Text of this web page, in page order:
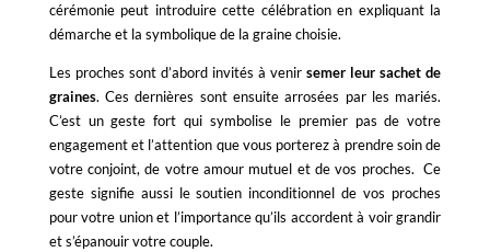
cérémonie peut introduire cette célébration en expliquant la
démarche et la symbolique de la graine choisie.
Les proches sont d’abord invités à venirsemer leur sachet de
graines. Ces dernières sont ensuite arrosées par les mariés.
C’est un geste fort qui symbolise le premier pas de votre
engagement et l’attention que vous porterez à prendre soin de
votre conjoint, de votre amour mutuel et de vos proches. Ce
geste signifie aussi le soutien inconditionnel de vos proches
pour votre union et l’importance qu’ils accordent à voir grandir
et s’épanouir votre couple.